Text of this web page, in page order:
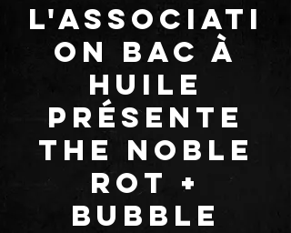
L'associati
on Bac à
huile
présente
The Noble
Rot +
Bubble